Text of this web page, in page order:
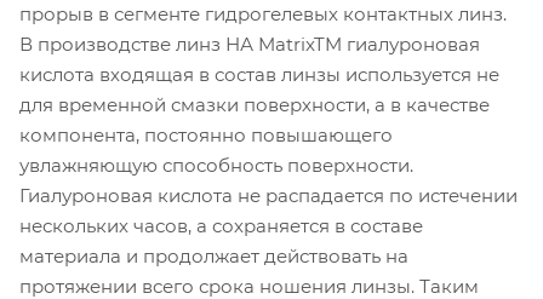
прорыв в сегменте гидрогелевых контактных линз.
В производстве линз НА MatrixTM гиалуроновая
кислота входящая в состав линзы используется не
для временной смазки поверхности, а в качестве
компонента, постоянно повышающего
увлажняющую способность поверхности.
Гиалуроновая кислота не распадается по истечении
нескольких часов, а сохраняется в составе
материала и продолжает действовать на
протяжении всего срока ношения линзы. Таким